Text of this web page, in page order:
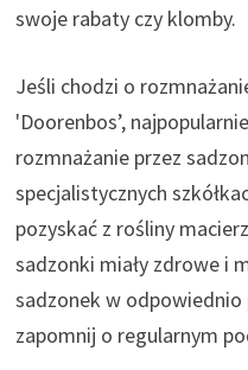
swoje rabaty czy klomby.
Jeśli chodzi o
'Doorenbos’,
rozmnażanie przez
specjalistycznych
pozyskać z rośliny
sadzonki miały zdrowe i
sadzonek w
zapomnij o regularnym